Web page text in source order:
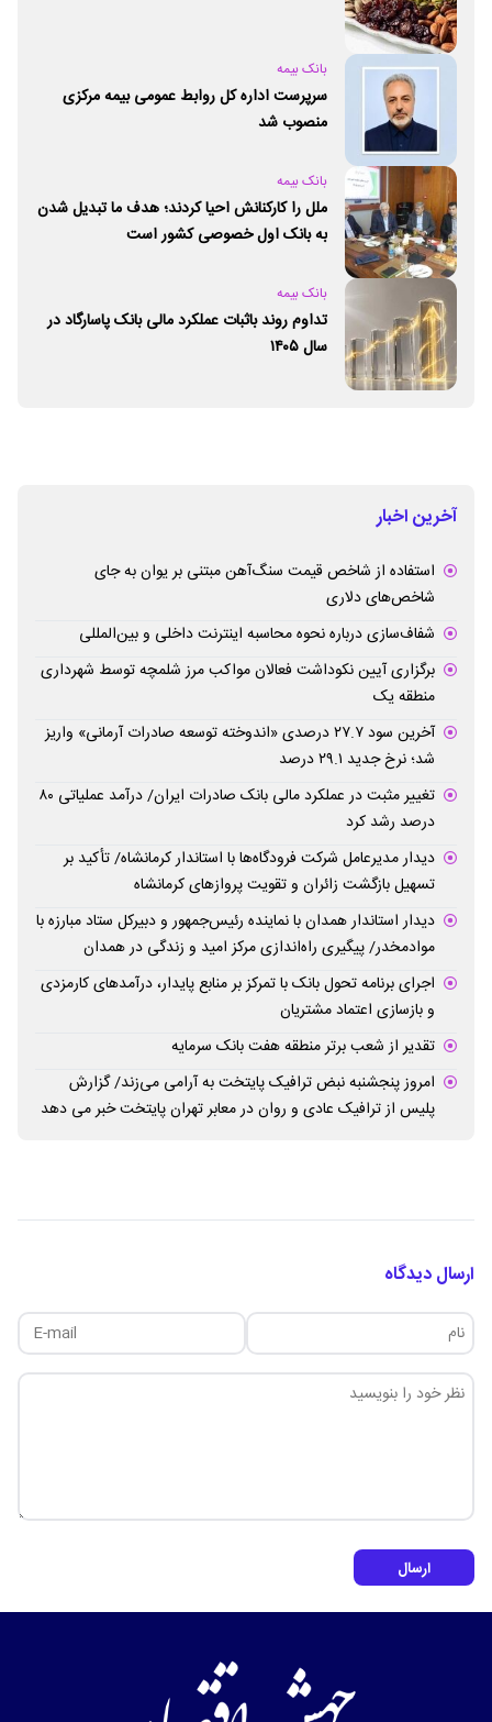
بانک بیمه
سرپرست اداره کل روابط عمومی بیمه مرکزی
منصوب شد
بانک بیمه
ملل را کارکنانش احیا کردند؛ هدف ما تبدیل شدن
به بانک اول خصوصی کشور است
بانک بیمه
تداوم روند باثبات عملکرد مالی بانک پاسارگاد در
سال ۱۴۰۵
آخرین اخبار
استفاده از شاخص قیمت سنگ‌آهن مبتنی بر یوان به جای
شاخص‌های دلاری
شفاف‌سازی درباره نحوه محاسبه اینترنت داخلی و بین‌المللی
برگزاری آیین نکوداشت فعالان مواکب مرز شلمچه توسط شهرداری
منطقه یک
آخرین سود ۲۷.۷ درصدی «اندوخته توسعه صادرات آرمانی» واریز
شد؛ نرخ جدید ۲۹.۱ درصد
تغییر مثبت در عملکرد مالی بانک صادرات ایران/ درآمد عملیاتی ۸۰
درصد رشد کرد
دیدار مدیرعامل شرکت فرودگاه‌ها با استاندار کرمانشاه/ تأکید بر
تسهیل بازگشت زائران و تقویت پروازهای کرمانشاه
دیدار استاندار همدان با نماینده رئیس‌جمهور و دبیرکل ستاد مبارزه با
موادمخدر/ پیگیری راه‌اندازی مرکز امید و زندگی در همدان
اجرای برنامه تحول بانک با تمرکز بر منابع پایدار، درآمدهای کارمزدی
و بازسازی اعتماد مشتریان
تقدیر از شعب برتر منطقه هفت بانک سرمایه
امروز پنجشنبه نبض ترافیک پایتخت به آرامی می‌زند/ گزارش
پلیس از ترافیک عادی و روان در معابر تهران پایتخت خبر می دهد
ارسال دیدگاه
ارسال